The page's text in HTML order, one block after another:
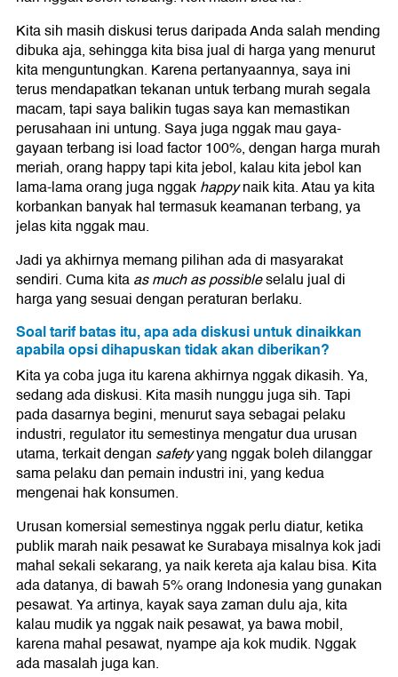
Kita sih masih diskusi terus daripada Anda salah mending
dibuka aja, sehingga kita bisa jual di harga yang menurut
kita menguntungkan. Karena pertanyaannya, saya ini
terus mendapatkan tekanan untuk terbang murah segala
macam, tapi saya balikin tugas saya kan memastikan
perusahaan ini untung. Saya juga nggak mau gaya-
gayaan terbang isi load factor 100%, dengan harga murah
meriah, orang happy tapi kita jebol, kalau kita jebol kan
lama-lama orang juga nggakhappynaik kita. Atau ya kita
korbankan banyak hal termasuk keamanan terbang, ya
jelas kita nggak mau.
Jadi ya akhirnya memang pilihan ada di masyarakat
sendiri. Cuma kitaas much as possibleselalu jual di
harga yang sesuai dengan peraturan berlaku.
Soal tarif batas itu, apa ada diskusi untuk dinaikkan
apabila opsi dihapuskan tidak akan diberikan?
Kita ya coba juga itu karena akhirnya nggak dikasih. Ya,
sedang ada diskusi. Kita masih nunggu juga sih. Tapi
pada dasarnya begini, menurut saya sebagai pelaku
industri, regulator itu semestinya mengatur dua urusan
utama, terkait dengan safetyyang nggak boleh dilanggar
sama pelaku dan pemain industri ini, yang kedua
mengenai hak konsumen.
Urusan komersial semestinya nggak perlu diatur, ketika
publik marah naik pesawat ke Surabaya misalnya kok jadi
mahal sekali sekarang, ya naik kereta aja kalau bisa. Kita
ada datanya, di bawah 5% orang Indonesia yang gunakan
pesawat. Ya artinya, kayak saya zaman dulu aja, kita
kalau mudik ya nggak naik pesawat, ya bawa mobil,
karena mahal pesawat, nyampe aja kok mudik. Nggak
ada masalah juga kan.